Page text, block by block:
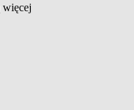
więcej